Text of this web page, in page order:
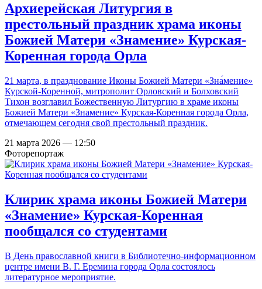
Архиерейская Литургия в
престольный праздник храма иконы
Божией Матери «Знамение» Курская-
Коренная города Орла
21 марта, в празднование Иконы Божией Матери «Зна́мение»
Курской-Коренной, митрополит Орловский и Болховский
Тихон возглавил Божественную Литургию в храме иконы
Божией Матери «Знамение» Курская-Коренная города Орла,
отмечающем сегодня свой престольный праздник.
21 марта 2026 — 12:50
Фоторепортаж
Клирик храма иконы Божией Матери
«Знамение» Курская-Коренная
пообщался со студентами
В День православной книги в Библиотечно-информационном
центре имени В. Г. Еремина города Орла состоялось
литературное мероприятие.